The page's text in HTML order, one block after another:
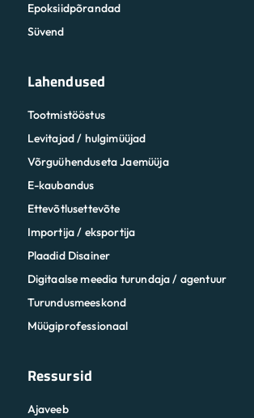
Epoksiidpõrandad
Süvend
Lahendused
Tootmistööstus
Levitajad / hulgimüüjad
Võrguühenduseta Jaemüüja
E-kaubandus
Ettevõtlusettevõte
Importija / eksportija
Plaadid Disainer
Digitaalse meedia turundaja / agentuur
Turundusmeeskond
Müügiprofessionaal
Ressursid
Ajaveeb